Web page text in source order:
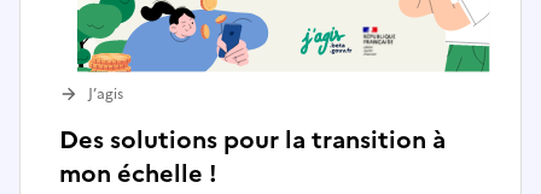
Des solutions pour la transition à
mon échelle !
J’agis